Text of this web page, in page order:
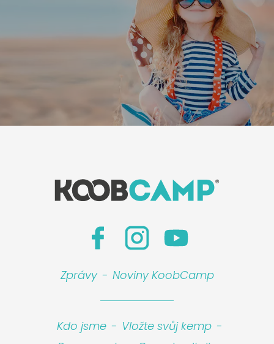
Zprávy - Noviny KoobCamp
Kdo jsme - Vložte svůj kemp -